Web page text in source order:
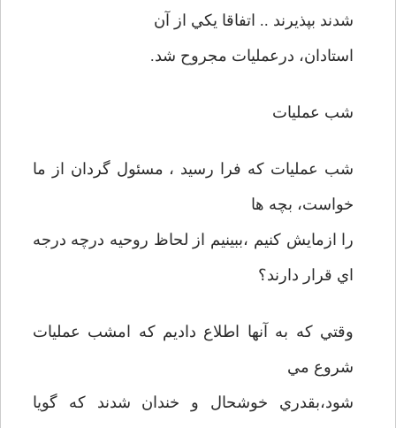
شدند بپذيرند .. اتفاقا يکي از آن
استادان، درعمليات مجروح شد.
شب عمليات
شب عمليات که فرا رسيد ، مسئول گردان از ما
خواست، بچه ها
را ازمايش کنيم ،ببينيم از لحاظ روحيه درچه درجه
اي قرار دارند؟
وقتي که به آنها اطلاع داديم که امشب عمليات
شروع مي
شود،بقدري خوشحال و خندان شدند که گويا